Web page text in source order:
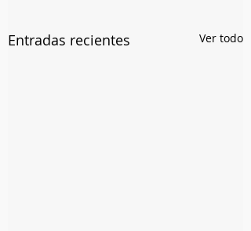
Entradas recientes Ver todo